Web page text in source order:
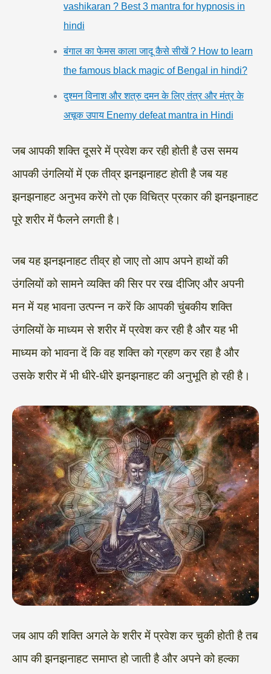
vashikaran ? Best 3 mantra for hypnosis in
hindi
बंगाल का फेमस काला जादू कैसे सीखें ? How to learn
the famous black magic of Bengal in hindi?
दुश्मन विनाश और शत्रु दमन के लिए तंत्र और मंत्र के
अचूक उपाय Enemy defeat mantra in Hindi
जब आपकी शक्ति दूसरे में प्रवेश कर रही होती है उस समय
आपकी उंगलियों में एक तीव्र झनझनाहट होती है जब यह
झनझनाहट अनुभव करेंगे तो एक विचित्र प्रकार की झनझनाहट
पूरे शरीर में फैलने लगती है।
जब यह झनझनाहट तीव्र हो जाए तो आप अपने हाथों की
उंगलियों को सामने व्यक्ति की सिर पर रख दीजिए और अपनी
मन में यह भावना उत्पन्न न करें कि आपकी चुंबकीय शक्ति
उंगलियों के माध्यम से शरीर में प्रवेश कर रही है और यह भी
माध्यम को भावना दें कि वह शक्ति को ग्रहण कर रहा है और
उसके शरीर में भी धीरे-धीरे झनझनाहट की अनुभूति हो रही है।
जब आप की शक्ति अगले के शरीर में प्रवेश कर चुकी होती है तब
आप की झनझनाहट समाप्त हो जाती है और अपने को हल्का